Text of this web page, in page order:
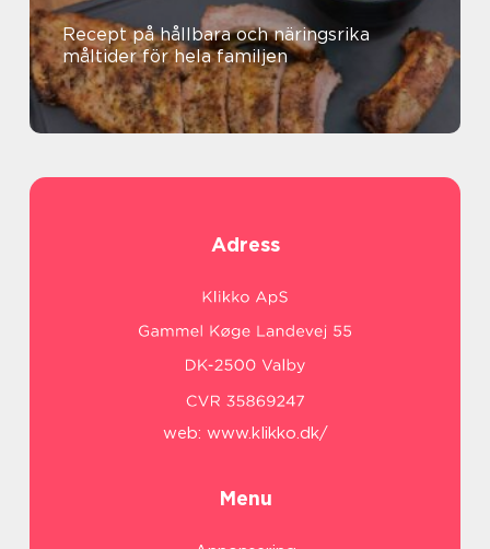
Recept på hållbara och näringsrika
måltider för hela familjen
Adress
web: www.klikko.dk/
Menu